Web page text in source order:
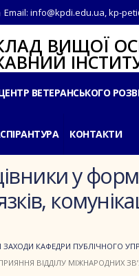
Email: info@kpdi.edu.ua,kp-
ВИЩОЇ
ВЕТЕРАНСЬКОГО
КОНТАКТИ
у
ЗАХОДИ КАФЕДРИ ПУБЛІЧНОГО
ВІДДІЛУ МІЖНАРОДНИХ